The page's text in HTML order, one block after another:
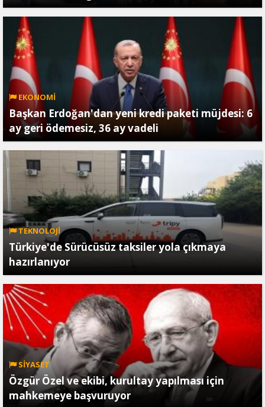
EKONOMİ
Başkan Erdoğan'dan yeni kredi paketi müjdesi: 6
ay geri ödemesiz, 36 ay vadeli
TEKNOLOJİ
Türkiye'de Sürücüsüz taksiler yola çıkmaya
hazırlanıyor
SİYASET
Özgür Özel ve ekibi, kurultay yapılması için
mahkemeye başvuruyor